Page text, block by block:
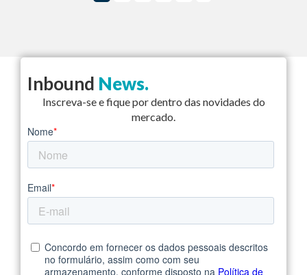
Inbound News.
Inscreva-se e fique por dentro das novidades do
mercado.